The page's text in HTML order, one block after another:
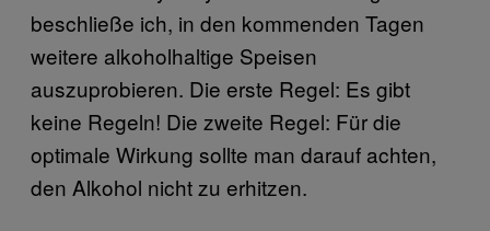
beschließe ich, in den kommenden Tagen
weitere alkoholhaltige Speisen
auszuprobieren. Die erste Regel: Es gibt
keine Regeln! Die zweite Regel: Für die
optimale Wirkung sollte man darauf achten,
den Alkohol nicht zu erhitzen.